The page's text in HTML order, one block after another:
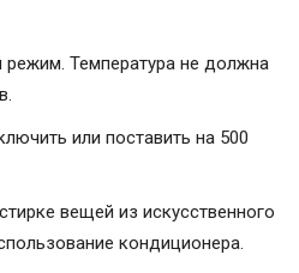
режим. Температура не должна
или поставить на 500
вещей из искусственного
кондиционера.